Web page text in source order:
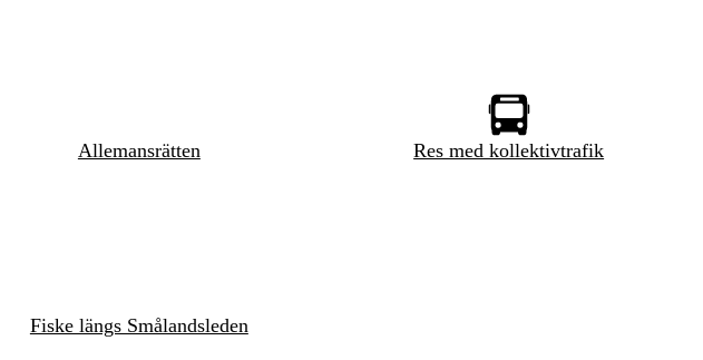
Allemansrätten Res med kollektivtrafik
Fiske längs Smålandsleden